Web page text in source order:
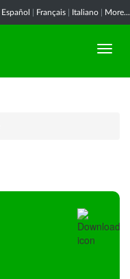
Español Français Italiano More...